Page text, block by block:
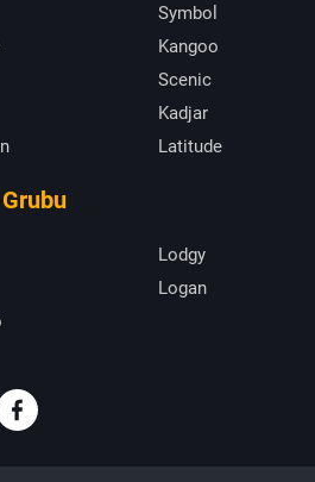
Symbol
Kangoo
Scenic
Kadjar
Latitude
Lodgy
Logan